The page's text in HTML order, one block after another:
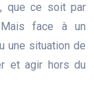
, que ce soit par
Mais face à un
une situation de
et agir hors du